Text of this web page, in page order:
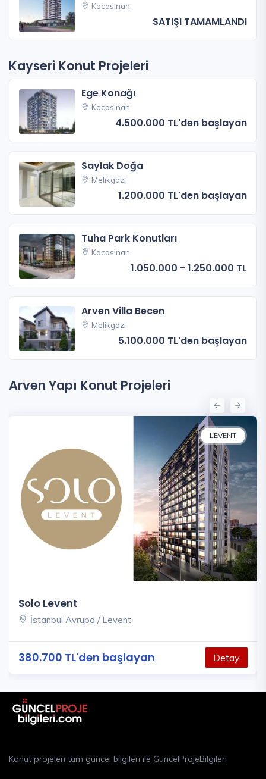
Kocasinan
SATIŞI TAMAMLANDI
Kayseri Konut Projeleri
Ege Konağı
Kocasinan
4.500.000 TL'den başlayan
Saylak Doğa
Melikgazi
1.200.000 TL'den başlayan
Tuha Park Konutları
Kocasinan
1.050.000 - 1.250.000 TL
Arven Villa Becen
Melikgazi
5.100.000 TL'den başlayan
Arven Yapı Konut Projeleri
LEVENT
Solo Levent
İstanbul Avrupa / Levent
380.700 TL'den başlayan Detay
Konut projeleri tüm güncel bilgileri ile GuncelProjeBilgileri